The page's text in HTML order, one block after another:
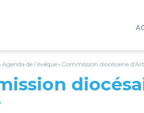
Agenda de l’évêque› Commission diocésaine